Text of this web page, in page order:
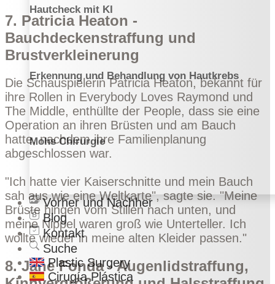
Hautcheck mit KI
Erkennung und Behandlung von Hautkrebs
Mohs Chirurgie
Vorher und Nachher
Blog
Kontakt
Suche
Plastic Surgery
Cirugía Plástica
7. Patricia Heaton -
Bauchdeckenstraffung und
Brustverkleinerung
Die Schauspielerin Patricia Heaton, bekannt für
ihre Rollen in Everybody Loves Raymond und
The Middle, enthüllte der People, dass sie eine
Operation an ihren Brüsten und am Bauch
hatte, nachdem ihre Familienplanung
abgeschlossen war.
"Ich hatte vier Kaiserschnitte und mein Bauch
sah aus wie eine Weltkarte", sagte sie. "Meine
Brüste hingen vom Stillen nach unten, und
meine Nippel waren groß wie Unterteller. Ich
wollte wieder in meine alten Kleider passen."
8. Jane Fonda - Augenlidstraffung,